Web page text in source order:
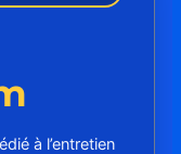
à l’entretien